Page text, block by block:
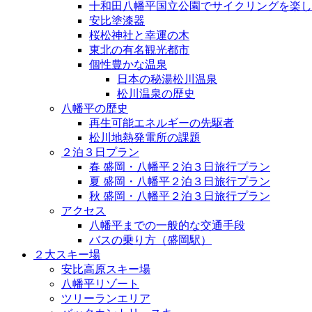
十和田八幡平国立公園でサイクリングを楽
安比塗漆器
桜松神社と幸運の木
東北の有名観光都市
個性豊かな温泉
日本の秘湯松川温泉
松川温泉の歴史
八幡平の歴史
再生可能エネルギーの先駆者
松川地熱発電所の課題
２泊３日プラン
春 盛岡・八幡平２泊３日旅行プラン
夏 盛岡・八幡平２泊３日旅行プラン
秋 盛岡・八幡平２泊３日旅行プラン
アクセス
八幡平までの一般的な交通手段
バスの乗り方（盛岡駅）
２大スキー場
安比高原スキー場
八幡平リゾート
ツリーランエリア